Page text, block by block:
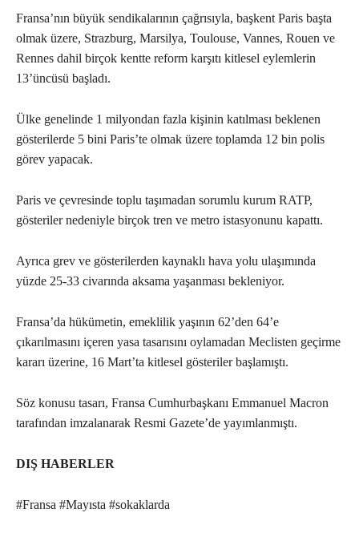
Fransa’nın büyük sendikalarının çağrısıyla, başkent Paris başta
olmak üzere, Strazburg, Marsilya, Toulouse, Vannes, Rouen ve
Rennes dahil birçok kentte reform karşıtı kitlesel eylemlerin
13’üncüsü başladı.
Ülke genelinde 1 milyondan fazla kişinin katılması beklenen
gösterilerde 5 bini Paris’te olmak üzere toplamda 12 bin polis
görev yapacak.
Paris ve çevresinde toplu taşımadan sorumlu kurum RATP,
gösteriler nedeniyle birçok tren ve metro istasyonunu kapattı.
Ayrıca grev ve gösterilerden kaynaklı hava yolu ulaşımında
yüzde 25-33 civarında aksama yaşanması bekleniyor.
Fransa’da hükümetin, emeklilik yaşının 62’den 64’e
çıkarılmasını içeren yasa tasarısını oylamadan Meclisten geçirme
kararı üzerine, 16 Mart’ta kitlesel gösteriler başlamıştı.
Söz konusu tasarı, Fransa Cumhurbaşkanı Emmanuel Macron
tarafından imzalanarak Resmi Gazete’de yayımlanmıştı.
DIŞ HABERLER
#Fransa #Mayısta #sokaklarda